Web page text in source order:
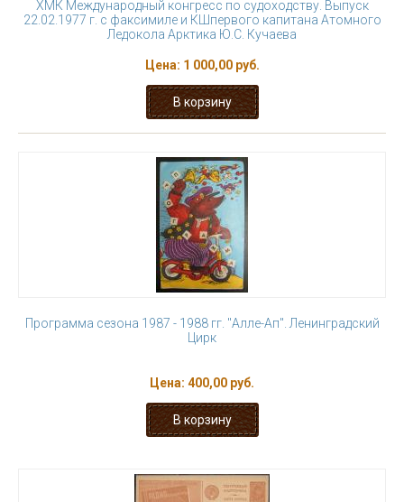
ХМК Международный конгресс по судоходству. Выпуск
22.02.1977 г. с факсимиле и КШпервого капитана Атомного
Ледокола Арктика Ю.С. Кучаева
Цена: 1 000,00 руб.
Программа сезона 1987 - 1988 гг. "Алле-Ап". Ленинградский
Цирк
Цена: 400,00 руб.